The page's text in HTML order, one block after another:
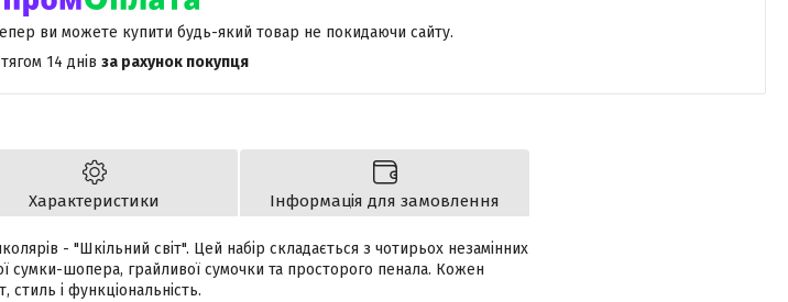
ви можете купити будь-який товар не покидаючи сайту.
14 днів за рахунок покупця
Характеристики Інформація для замовлення
- "Шкільний світ". Цей набір складається з чотирьох незамінних
сумки-шопера, грайливої сумочки та просторого пенала. Кожен
і функціональність.